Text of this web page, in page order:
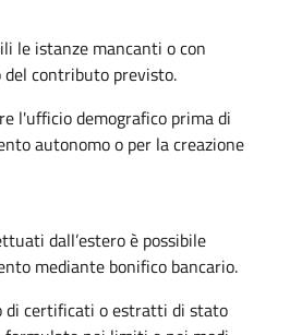
le istanze mancanti o con
contributo previsto.
l'ufficio demografico prima di
autonomo o per la creazione
dall’estero è possibile
mediante bonifico bancario.
di certificati o estratti di stato